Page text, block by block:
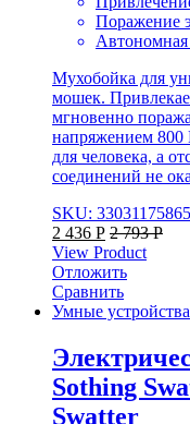
Поражение
Автономная
Мухобойка для
мошек.
мгновенно
напряжением 800
для человека, а
соединений не
SKU: 33031175865
2 436 Р 2 793Р
View Product
Отложить
Сравнить
Умные устройства
Sothing
Swatter